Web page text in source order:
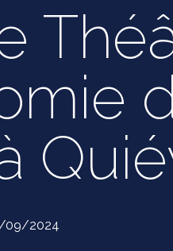
09/2024